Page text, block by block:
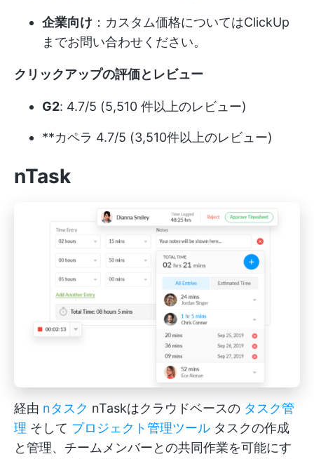
企業向け ：カスタム価格についてはClickUp
までお問い合わせください。
クリックアップの評価とレビュー
G2: 4.7/5 (5,510 件以上のレビュー)
**カペラ 4.7/5 (3,510件以上のレビュー)
nTask
経由 nタスク nTaskはクラウドベースの タスク管
理 そして プロジェクト管理ツール タスクの作成
と管理、チームメンバーとの共同作業を可能にす